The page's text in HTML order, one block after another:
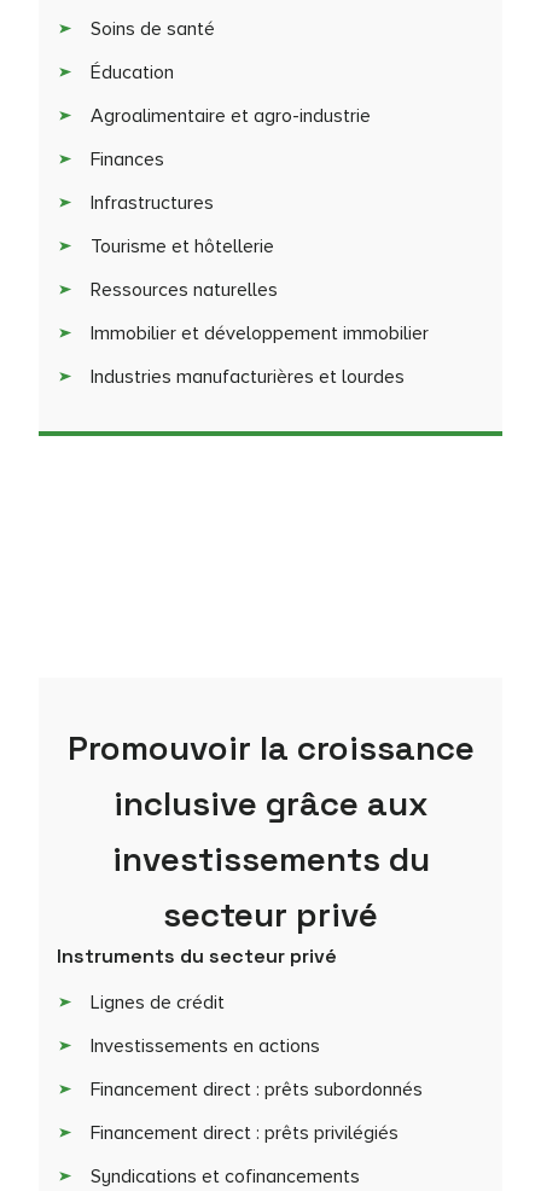
Soins de santé
Éducation
Agroalimentaire et agro-industrie
Finances
Infrastructures
Tourisme et hôtellerie
Ressources naturelles
Immobilier et développement immobilier
Industries manufacturières et lourdes
Promouvoir la croissance
inclusive grâce aux
investissements du
secteur privé
Instruments du secteur privé
Lignes de crédit
Investissements en actions
Financement direct : prêts subordonnés
Financement direct : prêts privilégiés
Syndications et cofinancements